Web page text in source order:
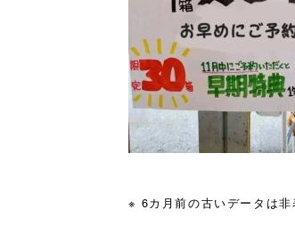
※ 6カ月前の古いデータは非